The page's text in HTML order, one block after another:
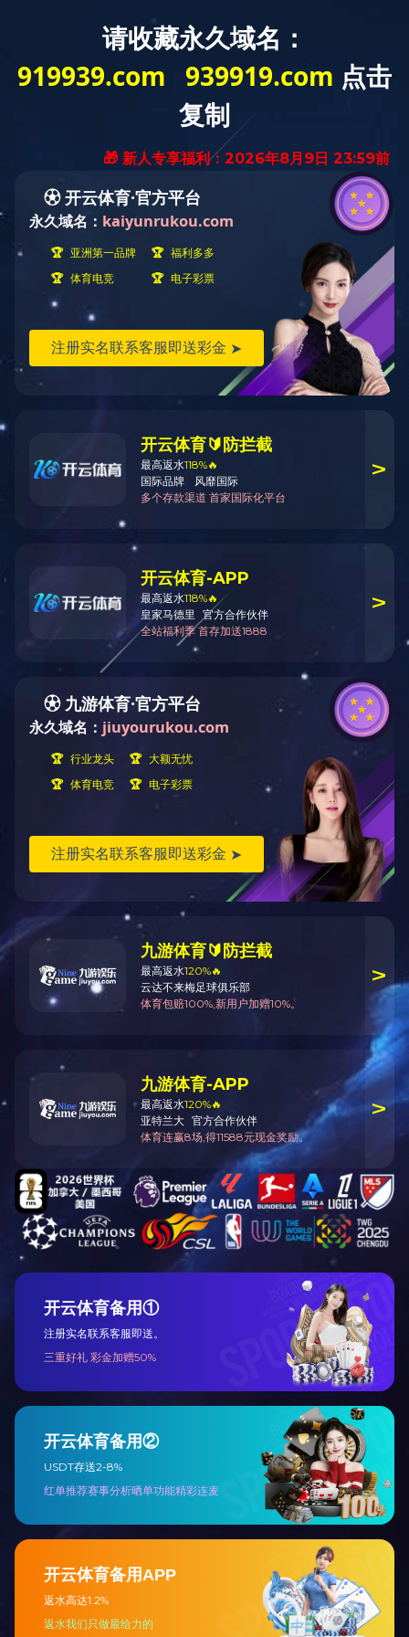
首页 - 体育竞技领航者 - 业务领域
体育竞技领航者
业务领域
矿山工程 冶金工程
建筑工程 军工民爆
环境工程 智能矿山
自动化工程
油田地面工
城乡规划
官方微信
地址：北京市南四环西路188号总部基地十八区23号楼
电话：(010)63299888
邮编：100160
友情链接：
中央企业网站
中央媒体网站
相关行业网站